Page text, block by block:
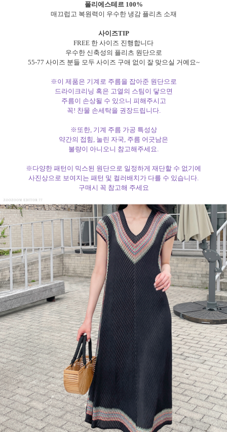
폴리에스테르 100%
매끄럽고 복원력이 우수한 냉감 플리츠 소재
사이즈TIP
FREE 한 사이즈 진행합니다
우수한 신축성의 플리츠 원단으로
55-77 사이즈 분들 모두 사이즈 구애 없이 잘 맞으실 거예요~
※이 제품은 기계로 주름을 잡아준 원단으로
드라이크리닝 혹은 고열의 스팀이 닿으면
주름이 손상될 수 있으니 피해주시고
꼭! 찬물 손세탁을 권장드립니다.
※또한, 기계 주름 가공 특성상
약간의 접힘, 눌린 자국, 주름 어긋남은
불량이 아니오니 참고해주세요.
※다양한 패턴이 믹스된 원단으로 일정하게 재단할 수 없기에
사진상으로 보여지는 패턴 및 컬러배치가 다를 수 있습니다.
구매시 꼭 참고해 주세요